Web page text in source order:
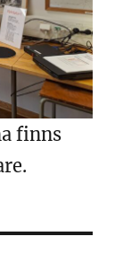
finns